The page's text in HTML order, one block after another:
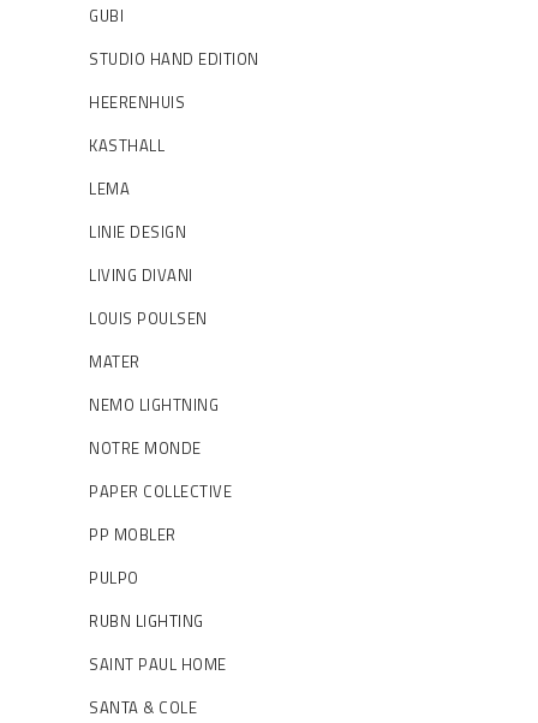
GUBI
STUDIO HAND EDITION
HEERENHUIS
KASTHALL
LEMA
LINIE DESIGN
LIVING DIVANI
LOUIS POULSEN
MATER
NEMO LIGHTNING
NOTRE MONDE
PAPER COLLECTIVE
PP MOBLER
PULPO
RUBN LIGHTING
SAINT PAUL HOME
SANTA & COLE